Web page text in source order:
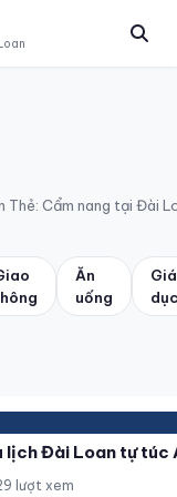
Thẻ: Cẩm nang tại Đài
Ăn
uống
dục
lịch Đài Loan tự
lượt xem